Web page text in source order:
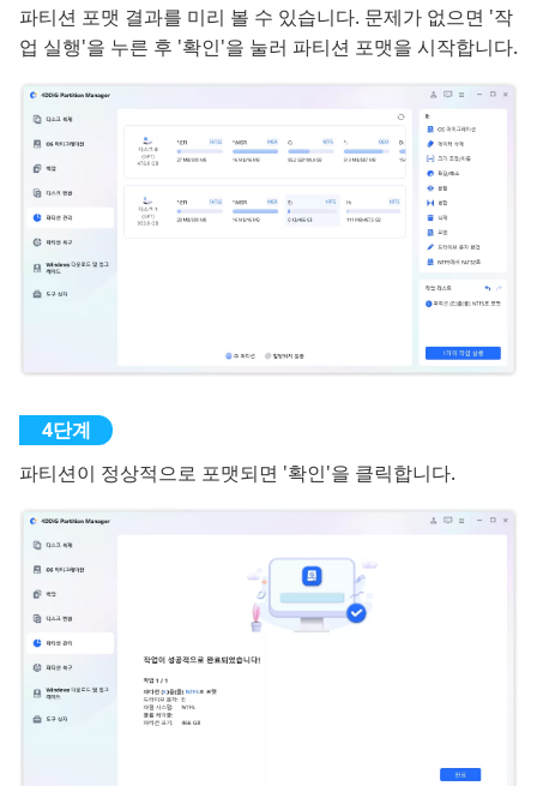
파티션 포맷 결과를 미리 볼 수 있습니다. 문제가 없으면 '작
업 실행'을 누른 후 '확인'을 눌러 파티션 포맷을 시작합니다.
파티션이 정상적으로 포맷되면 '확인'을 클릭합니다.